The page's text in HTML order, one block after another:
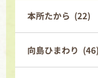
本所たから (22)
向島ひまわり (46)